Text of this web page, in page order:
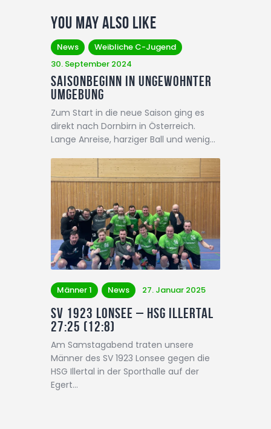
You May Also Like
News
Weibliche C-Jugend
30. September 2024
Saisonbeginn in ungewohnter
Umgebung
Zum Start in die neue Saison ging es
direkt nach Dornbirn in Österreich.
Lange Anreise, harziger Ball und wenig…
Männer 1 News 27. Januar 2025
SV 1923 Lonsee – HSG Illertal
27:25 (12:8)
Am Samstagabend traten unsere
Männer des SV 1923 Lonsee gegen die
HSG Illertal in der Sporthalle auf der
Egert…